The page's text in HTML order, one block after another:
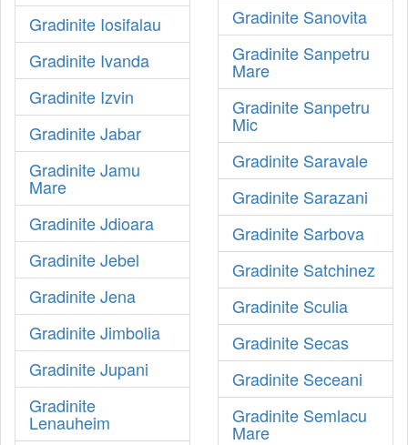
Gradinite Iosifalau
Gradinite Ivanda
Gradinite Izvin
Gradinite Jabar
Gradinite Jamu
Mare
Gradinite Jdioara
Gradinite Jebel
Gradinite Jena
Gradinite Jimbolia
Gradinite Jupani
Gradinite
Lenauheim
Gradinite Sanovita
Gradinite Sanpetru
Mare
Gradinite Sanpetru
Mic
Gradinite Saravale
Gradinite Sarazani
Gradinite Sarbova
Gradinite Satchinez
Gradinite Sculia
Gradinite Secas
Gradinite Seceani
Gradinite Semlacu
Mare